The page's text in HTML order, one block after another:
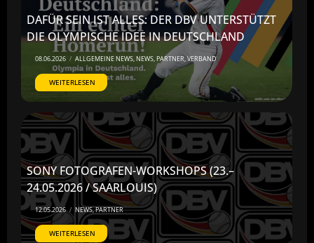
DAFÜR SEIN IST ALLES: DER DBV UNTERSTÜTZT
DIE OLYMPISCHE IDEE IN DEUTSCHLAND
08.06.2026 / ALLGEMEINE NEWS,NEWS,PARTNER,VERBAND
WEITERLESEN
SONY FOTOGRAFEN-WORKSHOPS (23.–
24.05.2026 / SAARLOUIS)
12.05.2026 / NEWS,PARTNER
WEITERLESEN